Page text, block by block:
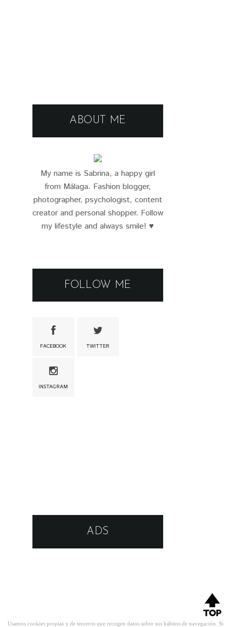
ABOUT ME
My name is Sabrina, a happy girl
from Málaga. Fashion blogger,
photographer, psychologist, content
creator and personal shopper. Follow
my lifestyle and always smile! ♥
FOLLOW ME
FACEBOOK TWITTER
INSTAGRAM
ADS
Usamos cookies propias y de terceros que recogen datos sobre sus hábitos de navegación. Si